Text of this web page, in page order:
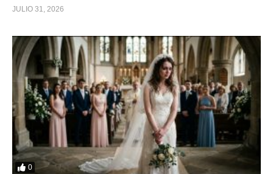
JULIO 31, 2026
0